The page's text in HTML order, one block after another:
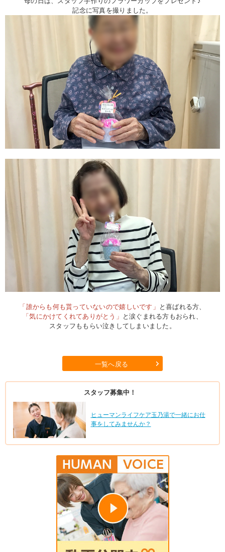
記念に写真を撮りました。
「誰からも何も貰っていないので嬉しいです」 と喜ばれる方、
「気にかけてくれてありがとう」 と涙ぐまれる方もおられ、
スタッフももらい泣きしてしまいました。
一覧へ戻る
スタッフ募集中！
ヒューマンライフケア玉乃湯で一緒にお仕
事をしてみませんか？